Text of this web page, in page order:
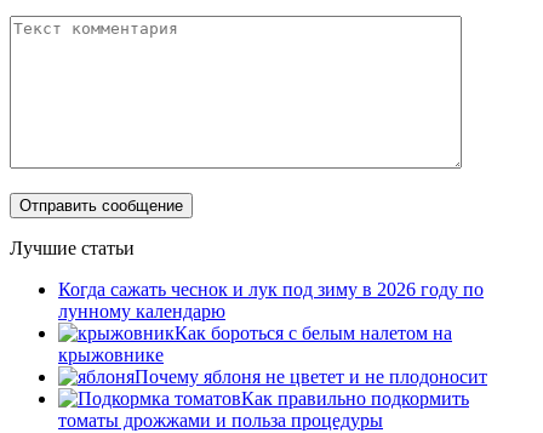
Лучшие статьи
Когда сажать чеснок и лук под зиму в 2026 году по
лунному календарю
Как бороться с белым налетом на
крыжовнике
Почему яблоня не цветет и не плодоносит
Как правильно подкормить
томаты дрожжами и польза процедуры